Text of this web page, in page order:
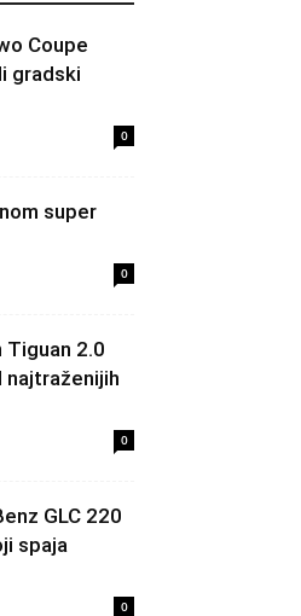
Coupe
gradski
0
super
0
2.0
najtraženijih
0
GLC 220
spaja
0